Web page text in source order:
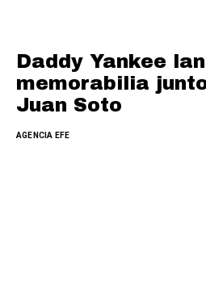
Daddy Yankee
memorabilia
Juan Soto
AGENCIA EFE